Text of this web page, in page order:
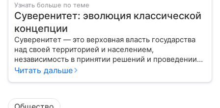
Узнать больше по теме
Суверенитет: эволюция классической
концепции
Суверенитет — это верховная власть государства
над своей территорией и населением,
независимость в принятии решений и проведении
внешней политики.
Читать дальше